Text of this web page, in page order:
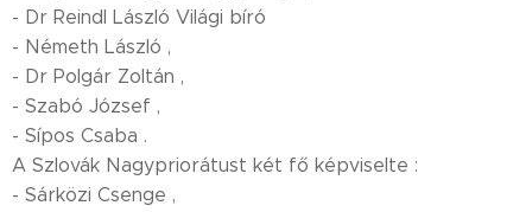
- Dr Reindl László Világi bíró
- Németh László ,
- Dr Polgár Zoltán ,
- Szabó József ,
- Sípos Csaba .
A Szlovák Nagypriorátust két fő képviselte :
- Sárközi Csenge ,